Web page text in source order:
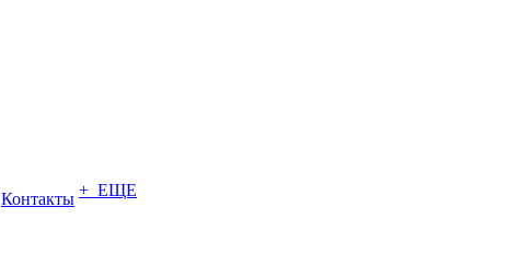
Контакты + ЕЩЕ